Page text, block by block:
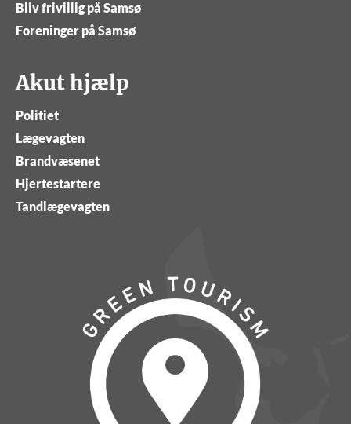
Bliv frivillig på Samsø
Foreninger på Samsø
Akut hjælp
Politiet
Lægevagten
Brandvæsenet
Hjertestartere
Tandlægevagten